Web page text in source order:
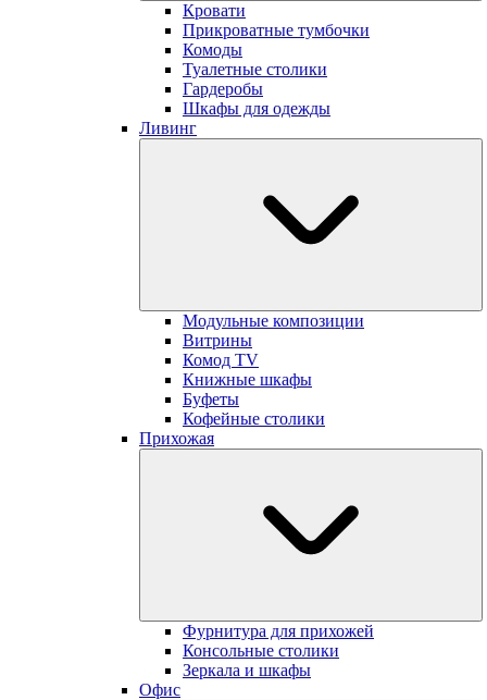
Кровати
Прикроватные тумбочки
Комоды
Туалетные столики
Гардеробы
Шкафы для одежды
Ливинг
Модульные композиции
Витрины
Комод TV
Книжные шкафы
Буфеты
Кофейные столики
Прихожая
Фурнитура для прихожей
Консольные столики
Зеркала и шкафы
Офис